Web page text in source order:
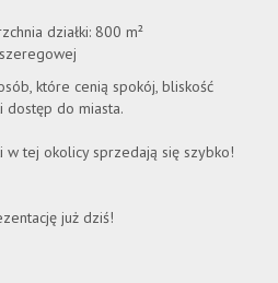
działki: 800 m²
które cenią spokój, bliskość
dostęp do miasta.
w tej okolicy sprzedają się szybko!
już dziś!